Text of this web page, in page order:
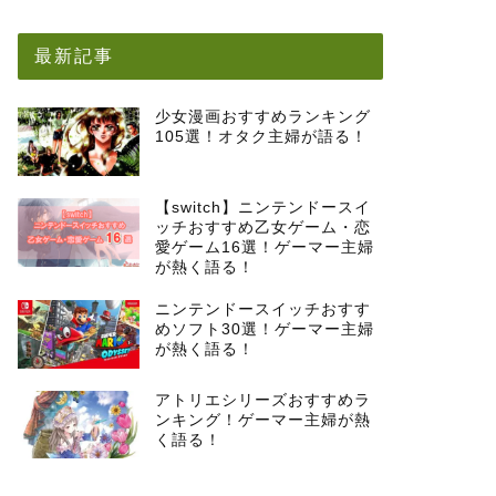
最新記事
少女漫画おすすめランキング
105選！オタク主婦が語る！
【switch】ニンテンドースイ
ッチおすすめ乙女ゲーム・恋
愛ゲーム16選！ゲーマー主婦
が熱く語る！
ニンテンドースイッチおすす
めソフト30選！ゲーマー主婦
が熱く語る！
アトリエシリーズおすすめラ
ンキング！ゲーマー主婦が熱
く語る！